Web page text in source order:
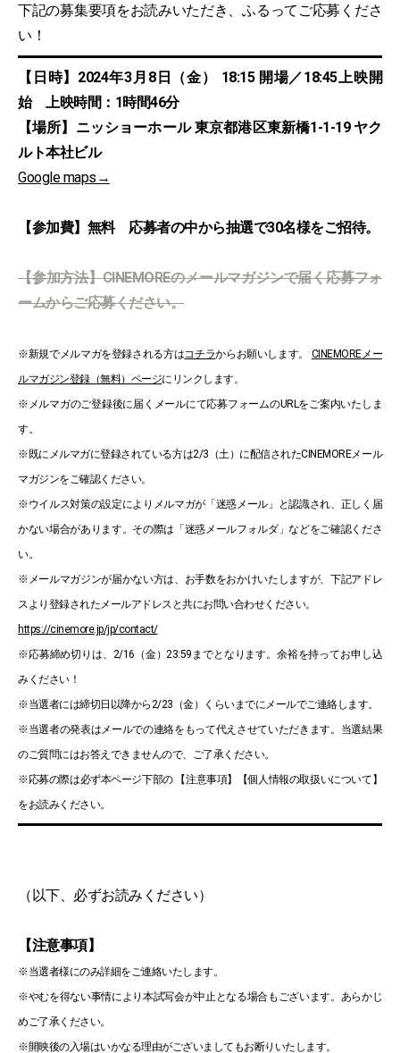
下記の募集要項をお読みいただき、ふるってご応募くださ
い！
【日時】2024年3月8日（金） 18:15 開場／18:45上映開
始 上映時間：1時間46分
【場所】ニッショーホール 東京都港区東新橋1-1-19 ヤク
ルト本社ビル
Google maps→
【参加費】無料 応募者の中から抽選で30名様をご招待。
【参加方法】CINEMOREのメールマガジンで届く応募フォ
ームからご応募ください。
※新規でメルマガを登録される方はコチラからお願いします。 CINEMOREメー
ルマガジン登録（無料）ページにリンクします。
※メルマガのご登録後に届くメールにて応募フォームのURLをご案内いたしま
す。
※既にメルマガに登録されている方は2/3（土）に配信されたCINEMOREメール
マガジンをご確認ください。
※ウイルス対策の設定によりメルマガが「迷惑メール」と認識され、正しく届
かない場合があります。その際は「迷惑メールフォルダ」などをご確認くださ
い。
※メールマガジンが届かない方は、お手数をおかけいたしますが、下記アドレ
スより登録されたメールアドレスと共にお問い合わせください。
https://cinemore.jp/jp/contact/
※応募締め切りは、2/16（金）23:59までとなります。余裕を持ってお申し込
みください！
※当選者には締切日以降から2/23（金）くらいまでにメールでご連絡します。
※当選者の発表はメールでの連絡をもって代えさせていただきます。当選結果
のご質問にはお答えできませんので、ご了承ください。
※応募の際は必ず本ページ下部の 【注意事項】【個人情報の取扱いについて】
をお読みください。
（以下、必ずお読みください）
【注意事項】
※当選者様にのみ詳細をご連絡いたします。
※やむを得ない事情により本試写会が中止となる場合もございます。あらかじ
めご了承ください。
※開映後の入場はいかなる理由がございましてもお断りいたします。